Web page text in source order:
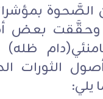
الصَّحوة
وحقَّقت بعض
الثورات
يلي: